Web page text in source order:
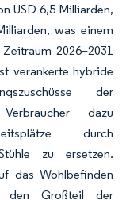
USD 6,5 Milliarden,
was einem
2026–2031
verankerte hybride
der
dazu
durch
zu ersetzen.
das Wohlbefinden
den Großteil der